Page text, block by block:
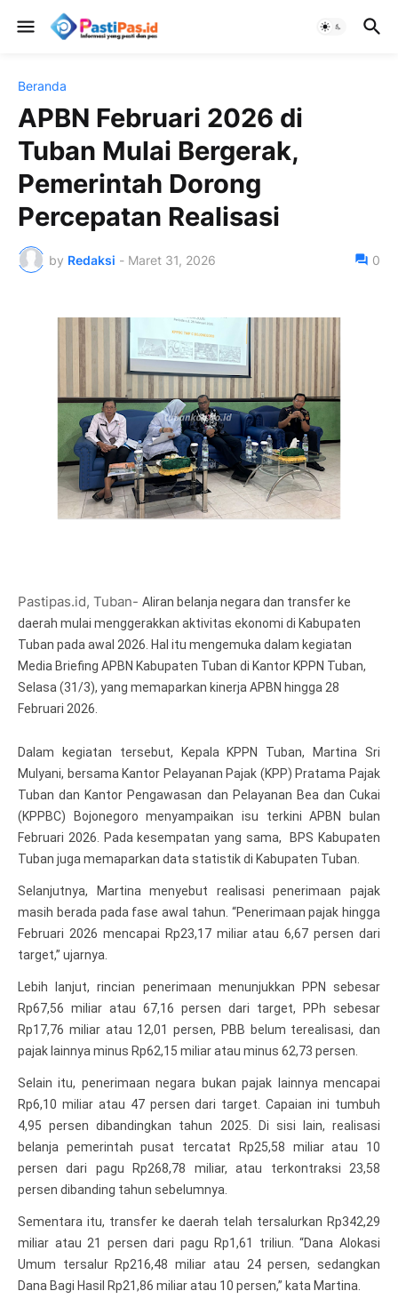
Beranda
APBN Februari 2026 di
Tuban Mulai Bergerak,
Pemerintah Dorong
Percepatan Realisasi
by Redaksi - Maret 31, 2026 0
Pastipas.id, Tuban- Aliran belanja negara dan transfer ke
daerah mulai menggerakkan aktivitas ekonomi di Kabupaten
Tuban pada awal 2026. Hal itu mengemuka dalam kegiatan
Media Briefing APBN Kabupaten Tuban di Kantor KPPN Tuban,
Selasa (31/3), yang memaparkan kinerja APBN hingga 28
Februari 2026.
Dalam kegiatan tersebut, Kepala KPPN Tuban, Martina Sri
Mulyani, bersama Kantor Pelayanan Pajak (KPP) Pratama Pajak
Tuban dan Kantor Pengawasan dan Pelayanan Bea dan Cukai
(KPPBC) Bojonegoro menyampaikan isu terkini APBN bulan
Februari 2026. Pada kesempatan yang sama, BPS Kabupaten
Tuban juga memaparkan data statistik di Kabupaten Tuban.
Selanjutnya, Martina menyebut realisasi penerimaan pajak
masih berada pada fase awal tahun. “Penerimaan pajak hingga
Februari 2026 mencapai Rp23,17 miliar atau 6,67 persen dari
target,” ujarnya.
Lebih lanjut, rincian penerimaan menunjukkan PPN sebesar
Rp67,56 miliar atau 67,16 persen dari target, PPh sebesar
Rp17,76 miliar atau 12,01 persen, PBB belum terealisasi, dan
pajak lainnya minus Rp62,15 miliar atau minus 62,73 persen.
Selain itu, penerimaan negara bukan pajak lainnya mencapai
Rp6,10 miliar atau 47 persen dari target. Capaian ini tumbuh
4,95 persen dibandingkan tahun 2025. Di sisi lain, realisasi
belanja pemerintah pusat tercatat Rp25,58 miliar atau 10
persen dari pagu Rp268,78 miliar, atau terkontraksi 23,58
persen dibanding tahun sebelumnya.
Sementara itu, transfer ke daerah telah tersalurkan Rp342,29
miliar atau 21 persen dari pagu Rp1,61 triliun. “Dana Alokasi
Umum tersalur Rp216,48 miliar atau 24 persen, sedangkan
Dana Bagi Hasil Rp21,86 miliar atau 10 persen,” kata Martina.